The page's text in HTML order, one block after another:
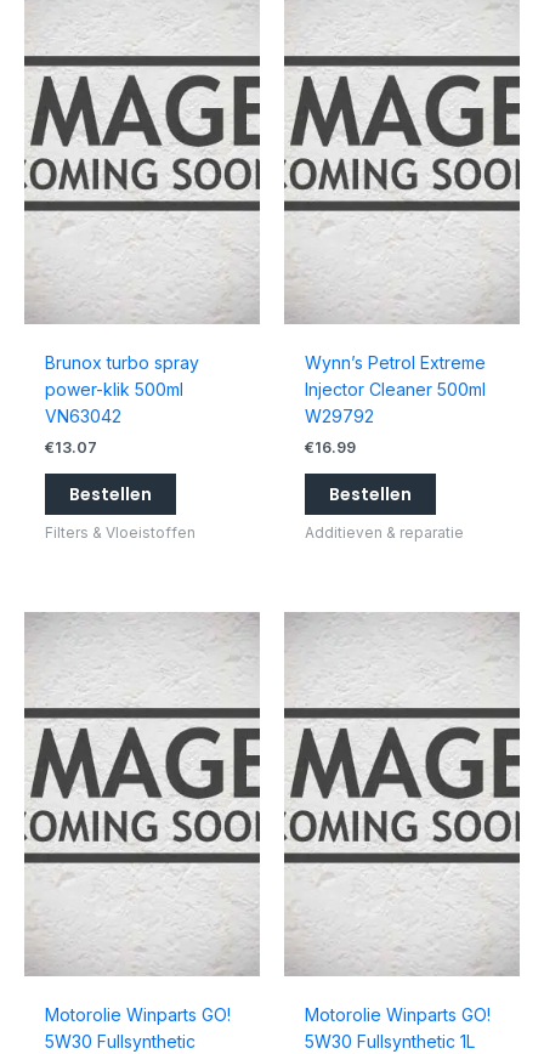
Brunox turbo spray
power-klik 500ml
VN63042
€13.07
Bestellen
Filters & Vloeistoffen
Wynn’s Petrol Extreme
Injector Cleaner 500ml
W29792
€16.99
Bestellen
Additieven & reparatie
Motorolie Winparts GO!
5W30 Fullsynthetic
Motorolie Winparts GO!
5W30 Fullsynthetic 1L